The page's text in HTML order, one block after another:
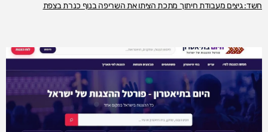
חשד: גיצים מעבודת חיתוך מתכת הציתו את השריפה בנוף כנרת בצפת